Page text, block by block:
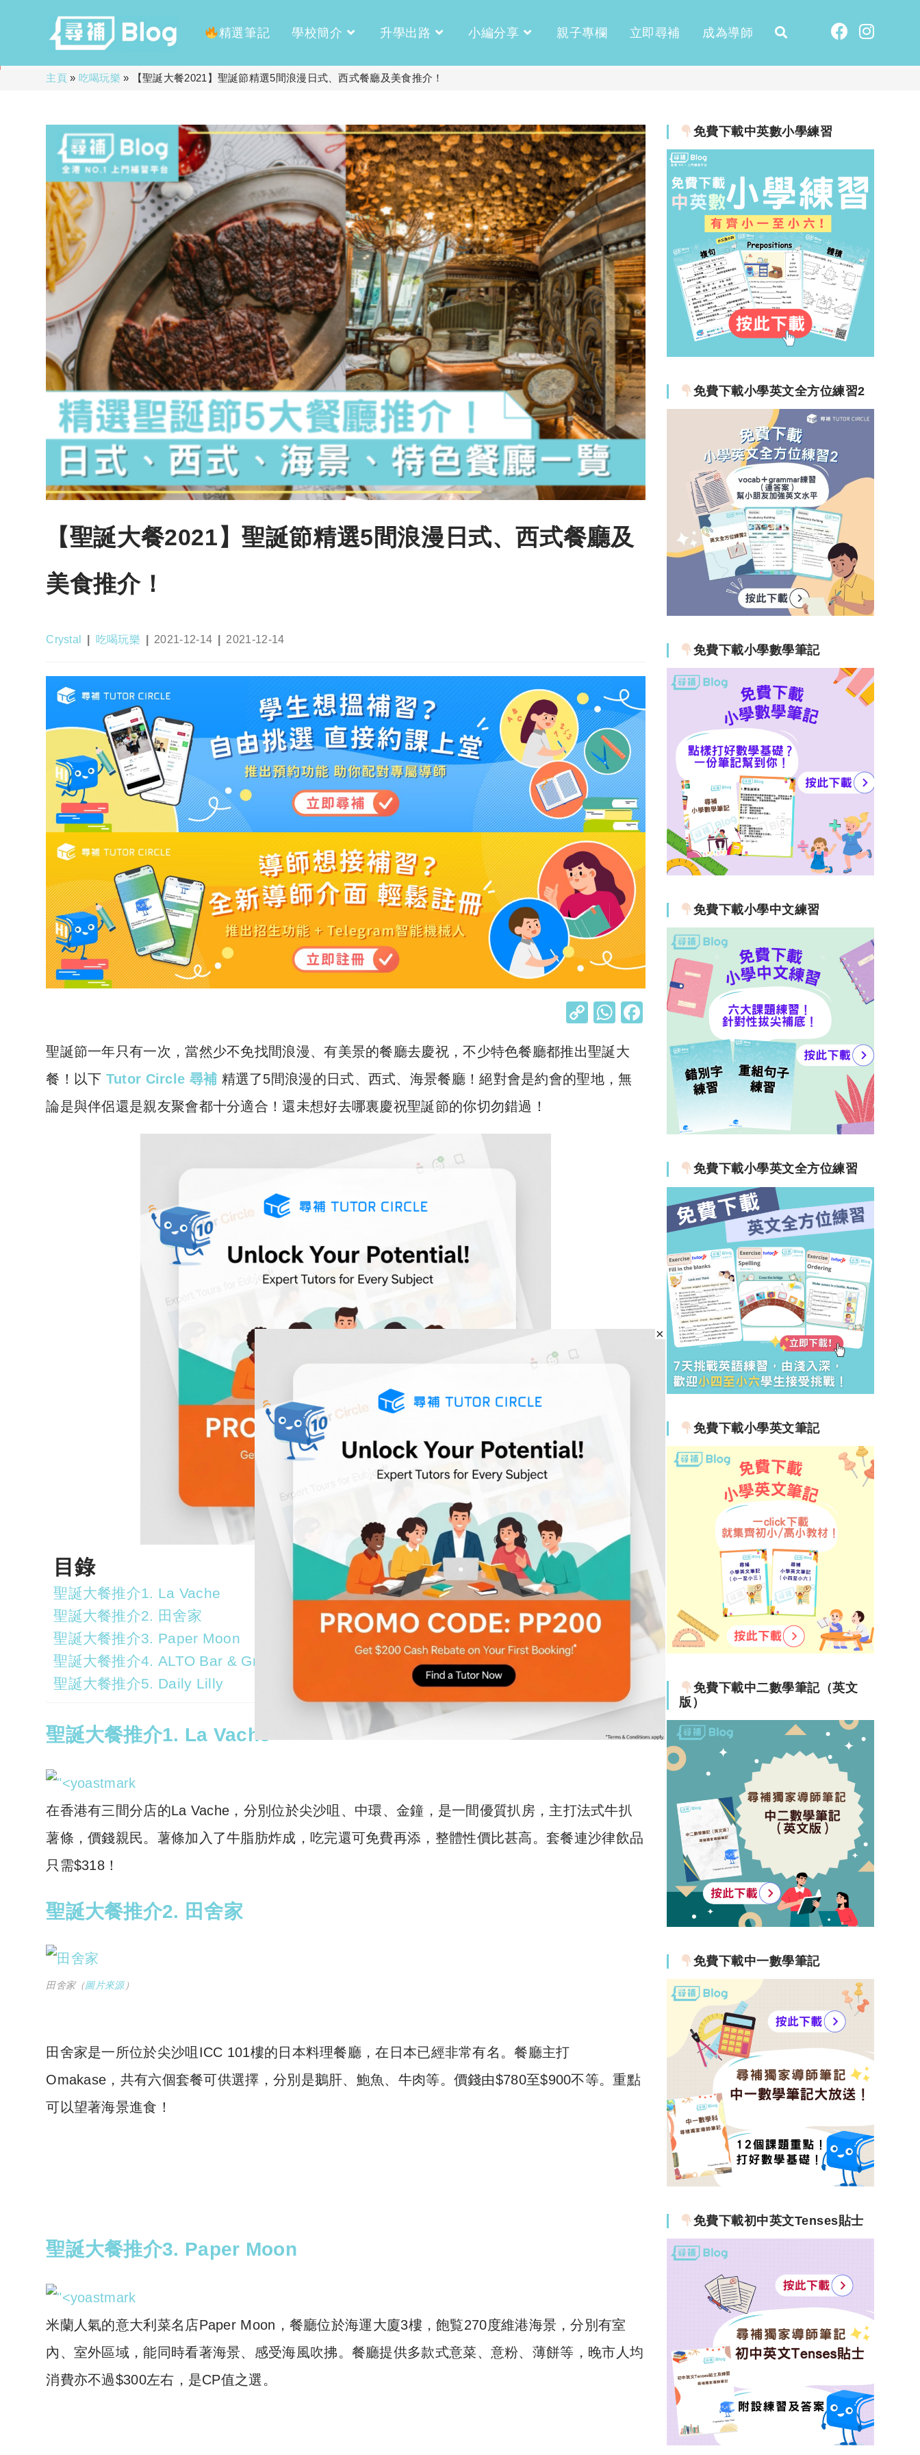
精選筆記 學校簡介 升學出路 小編分享 親子專欄 立即尋補 成為導師
主頁» 吃喝玩樂 » 【聖誕大餐2021】聖誕節精選5間浪漫日式、西式餐廳及美食推介！
【聖誕大餐2021】聖誕節精選5間浪漫日式、西式餐廳及
美食推介！
Post
Crystal
Post
吃喝玩樂
Post
2021-12-14
Post
2021-12-14
C
p
y
W
at
s
聖誕節一年只有一次，當然少不免找間浪漫、有美景的餐廳去慶祝，不少特色餐廳都推出聖誕大
餐！以下 Tutor Circle 尋補 精選了5間浪漫的日式、西式、海景餐廳！絕對會是約會的聖地，無
論是與伴侶還是親友聚會都十分適合！還未想好去哪裏慶祝聖誕節的你切勿錯過！
目錄
聖誕大餐推介1. La Vache
聖誕大餐推介2. 田舍家
聖誕大餐推介3. Paper Moon
聖誕大餐推介4. ALTO Bar & Grill
聖誕大餐推介5. Daily Lilly
聖誕大餐推介1. La Vache
在香港有三間分店的La Vache，分別位於尖沙咀、中環、金鐘，是一間優質扒房，主打法式牛扒
薯條，價錢親民。薯條加入了牛脂肪炸成，吃完還可免費再添，整體性價比甚高。套餐連沙律飲品
只需$318！
聖誕大餐推介2. 田舍家
田舍家（圖片來源）
田舍家是一所位於尖沙咀ICC 101樓的日本料理餐廳，在日本已經非常有名。餐廳主打
Omakase，共有六個套餐可供選擇，分別是鵝肝、鮑魚、牛肉等。價錢由$780至$900不等。重點
可以望著海景進食！
聖誕大餐推介3. Paper Moon
米蘭人氣的意大利菜名店Paper Moon，餐廳位於海運大廈3樓，飽覧270度維港海景，分別有室
內、室外區域，能同時看著海景、感受海風吹拂。餐廳提供多款式意菜、意粉、薄餅等，晚市人均
消費亦不過$300左右，是CP值之選。
免費下載中英數小學練習
免費下載小學英文全方位練習2
免費下載小學數學筆記
免費下載小學中文練習
免費下載小學英文全方位練習
免費下載小學英文筆記
免費下載中二數學筆記（英文
版）
免費下載中一數學筆記
免費下載初中英文Tenses貼士